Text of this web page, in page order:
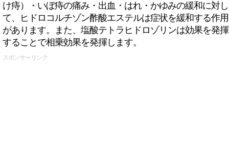
け痔）・いぼ痔の痛み・出血・はれ・かゆみの緩和に対し
て、ヒドロコルチゾン酢酸エステルは症状を緩和する作用
があります。また、塩酸テトラヒドロゾリンは効果を発揮
することで相乗効果を発揮します。
スポンサーリンク